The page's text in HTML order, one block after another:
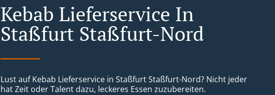
Kebab Lieferservice In
Staßfurt Staßfurt-Nord
Lust auf Kebab Lieferservice in Staßfurt Staßfurt-Nord? Nicht jeder
hat Zeit oder Talent dazu, leckeres Essen zuzubereiten.